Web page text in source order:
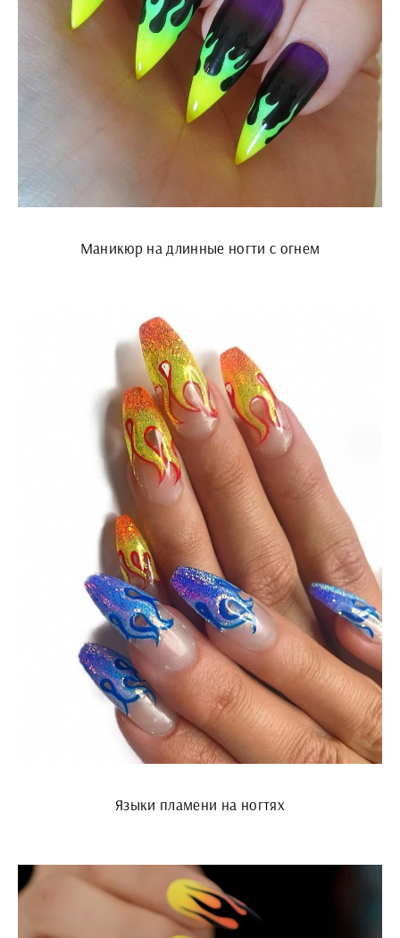
Маникюр на длинные ногти с огнем
Языки пламени на ногтях